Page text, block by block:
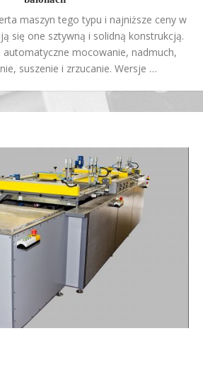
maszyn tego typu i najniższe ceny w
się one sztywną i solidną konstrukcją.
automatyczne mocowanie, nadmuch,
suszenie i zrzucanie. Wersje …